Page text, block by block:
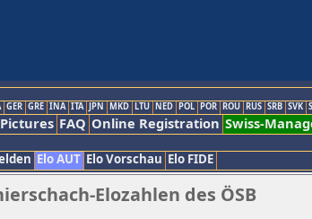
GER GRE INA ITA JPN MKD LTU NED POL POR ROU RUS SRB SVK
Pictures FAQ Online Registration Swiss-
Elo AUT Elo Vorschau Elo FIDE
Elozahlen des ÖSB